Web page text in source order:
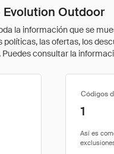
Outdoor
la información que se
políticas, las ofertas, los
consultar la
Códigos
1